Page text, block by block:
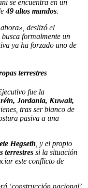
se encuentra en un
49 altos mandos.
deslizó el
formalmente un
ya ha forzado uno de
terrestres
fue la
Jordania, Kuwait,
tras ser blanco de
pasiva a una
Hegseth , y el propio
terrestres si la situación
este conflicto de